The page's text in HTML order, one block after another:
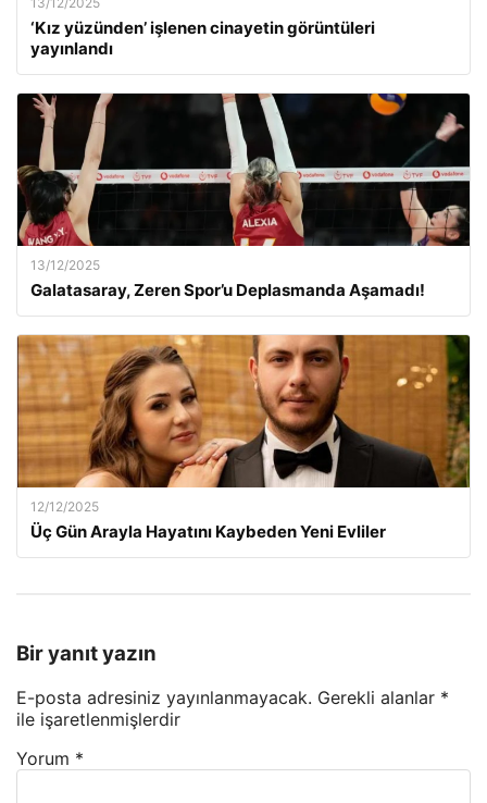
‘Kız yüzünden’ işlenen cinayetin görüntüleri
yayınlandı
13/12/2025
Galatasaray, Zeren Spor’u Deplasmanda Aşamadı!
12/12/2025
Üç Gün Arayla Hayatını Kaybeden Yeni Evliler
Bir yanıt yazın
E-posta adresiniz yayınlanmayacak. Gerekli alanlar *
ile işaretlenmişlerdir
Yorum *